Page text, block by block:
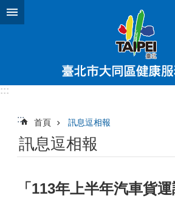
跳到主要內容區塊
:::
::: 首頁 訊息逗相報
訊息逗相報
「113年上半年汽車貨